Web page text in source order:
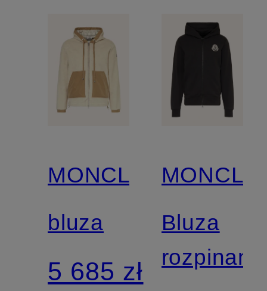
MONCLER
bluza
5 685 zł
Bluza
rozpinana